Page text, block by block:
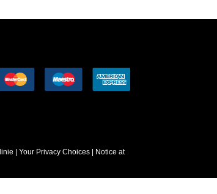
Your Privacy Choices
Notice at